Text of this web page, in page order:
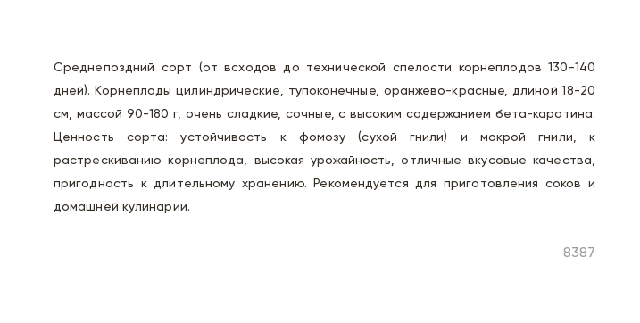
Среднепоздний сорт (от всходов до технической спелости корнеплодов 130-140
дней). Корнеплоды цилиндрические, тупоконечные, оранжево-красные, длиной 18-20
см, массой 90-180 г, очень сладкие, сочные, с высоким содержанием бета-каротина.
Ценность сорта: устойчивость к фомозу (сухой гнили) и мокрой гнили, к
растрескиванию корнеплода, высокая урожайность, отличные вкусовые качества,
пригодность к длительному хранению. Рекомендуется для приготовления соков и
домашней кулинарии.
8387